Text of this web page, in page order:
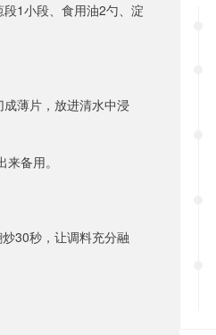
1小段、食用油2勺、淀
薄片，放进清水中浸
备用。
30秒，让调料充分融